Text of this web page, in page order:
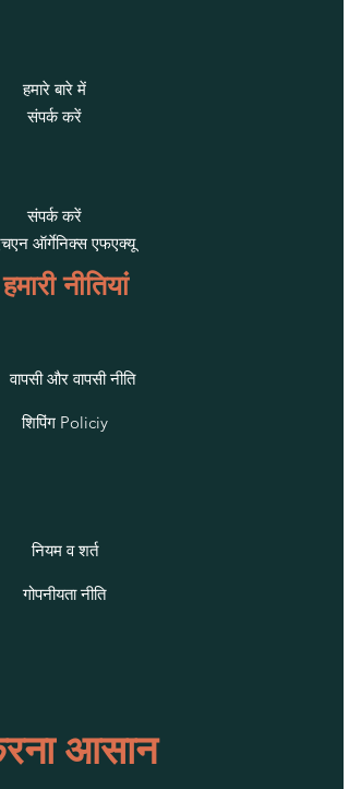
हमारे बारे में
संपर्क करें
ऑर्गेनिक्स एफएक्यू
हमारी नीतियां
संपर्क करें
वापसी और वापसी नीति
शिपिंग Policiy
नियम व शर्त
गोपनीयता नीति
आसान